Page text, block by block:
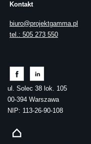
Kontakt
biuro@projektgamma.pl
tel.: 505 273 550
ul. Solec 38 lok. 105
00-394 Warszawa
NIP: 113-26-90-108